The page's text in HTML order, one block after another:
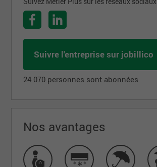
Suivre l'entreprise sur jobillico
24 070 personnes sont abonnées
Nos avantages